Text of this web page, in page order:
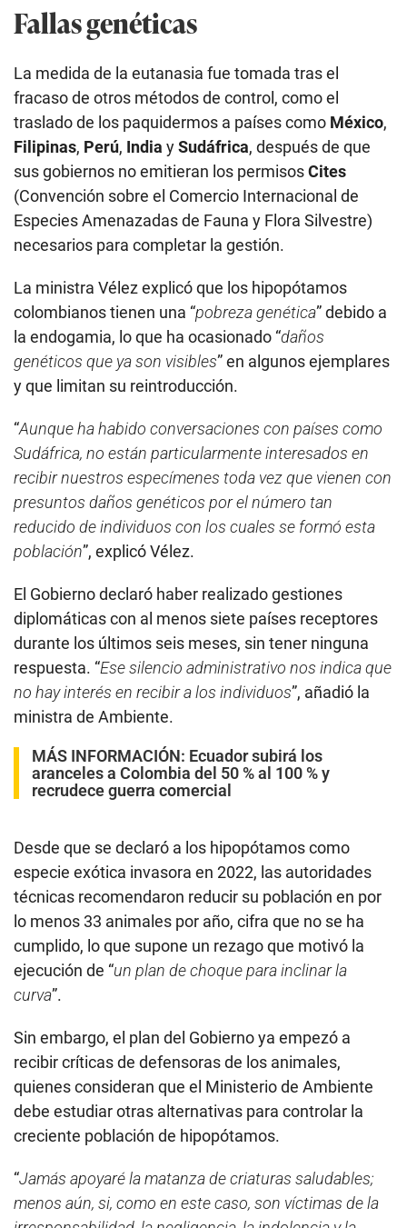
Fallas genéticas
La medida de la eutanasia fue tomada tras el
fracaso de otros métodos de control, como el
traslado de los paquidermos a países como México,
Filipinas, Perú, India ySudáfrica, después de que
sus gobiernos no emitieran los permisosCites
(Convención sobre el Comercio Internacional de
Especies Amenazadas de Fauna y Flora Silvestre)
necesarios para completar la gestión.
La ministra Vélez explicó que los hipopótamos
colombianos tienen una “pobreza genética” debido a
la endogamia, lo que ha ocasionado “daños
genéticos que ya son visibles” en algunos ejemplares
y que limitan su reintroducción.
“Aunque ha habido conversaciones con países como
Sudáfrica, no están particularmente interesados en
recibir nuestros especímenes toda vez que vienen con
presuntos daños genéticos por el número tan
reducido de individuos con los cuales se formó esta
población”, explicó Vélez.
El Gobierno declaró haber realizado gestiones
diplomáticas con al menos siete países receptores
durante los últimos seis meses, sin tener ninguna
respuesta. “Ese silencio administrativo nos indica que
no hay interés en recibir a los individuos”, añadió la
ministra de Ambiente.
MÁS INFORMACIÓN: Ecuador subirá los
aranceles a Colombia del 50 % al 100 % y
recrudece guerra comercial
Desde que se declaró a los hipopótamos como
especie exótica invasora en 2022, las autoridades
técnicas recomendaron reducir su población en por
lo menos 33 animales por año, cifra que no se ha
cumplido, lo que supone un rezago que motivó la
ejecución de “un plan de choque para inclinar la
curva”.
Sin embargo, el plan del Gobierno ya empezó a
recibir críticas de defensoras de los animales,
quienes consideran que el Ministerio de Ambiente
debe estudiar otras alternativas para controlar la
creciente población de hipopótamos.
“Jamás apoyaré la matanza de criaturas saludables;
menos aún, si, como en este caso, son víctimas de la